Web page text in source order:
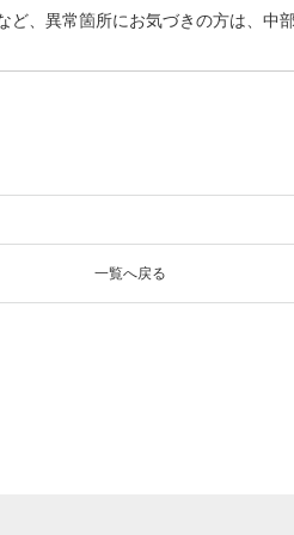
ど、異常箇所にお気づきの方は、中
一覧へ戻る